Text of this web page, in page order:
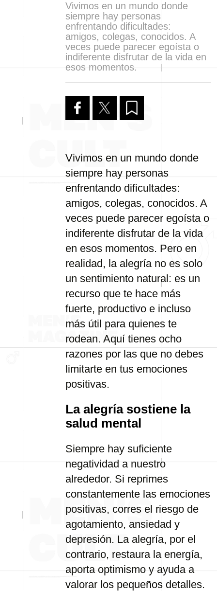
Vivimos en un mundo donde
siempre hay personas
enfrentando dificultades:
amigos, colegas, conocidos. A
veces puede parecer egoísta o
indiferente disfrutar de la vida en
esos momentos.
Vivimos en un mundo donde
siempre hay personas
enfrentando dificultades:
amigos, colegas, conocidos. A
veces puede parecer egoísta o
indiferente disfrutar de la vida
en esos momentos. Pero en
realidad, la alegría no es solo
un sentimiento natural: es un
recurso que te hace más
fuerte, productivo e incluso
más útil para quienes te
rodean. Aquí tienes ocho
razones por las que no debes
limitarte en tus emociones
positivas.
La alegría sostiene la
salud mental
Siempre hay suficiente
negatividad a nuestro
alrededor. Si reprimes
constantemente las emociones
positivas, corres el riesgo de
agotamiento, ansiedad y
depresión. La alegría, por el
contrario, restaura la energía,
aporta optimismo y ayuda a
valorar los pequeños detalles.